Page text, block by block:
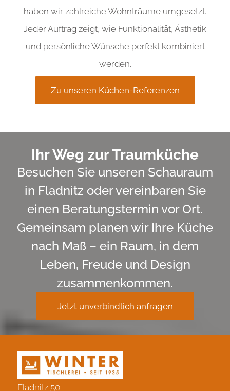
haben wir zahlreiche Wohnträume umgesetzt.
Jeder Auftrag zeigt, wie Funktionalität, Ästhetik
und persönliche Wünsche perfekt kombiniert
werden.
Zu unseren Küchen-Referenzen
Ihr Weg zur Traumküche
Besuchen Sie unseren Schauraum
in Fladnitz oder vereinbaren Sie
einen Beratungstermin vor Ort.
Gemeinsam planen wir Ihre Küche
nach Maß – ein Raum, in dem
Leben, Freude und Design
zusammenkommen.
Jetzt unverbindlich anfragen
Fladnitz 50